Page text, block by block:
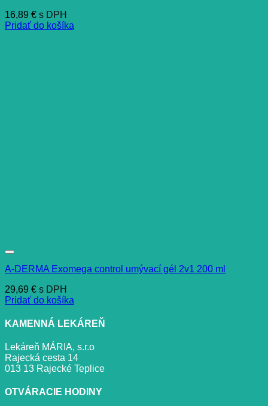
16,89 € s DPH
Pridať do košíka
A-DERMA Exomega control umývací gél 2v1 200 ml
29,69 € s DPH
Pridať do košíka
KAMENNÁ LEKÁREŇ
Lekáreň MÁRIA, s.r.o
Rajecká cesta 14
013 13 Rajecké Teplice
OTVÁRACIE HODINY